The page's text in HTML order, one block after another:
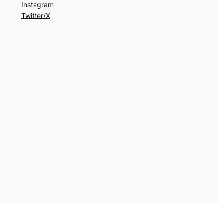
Instagram
Twitter/X